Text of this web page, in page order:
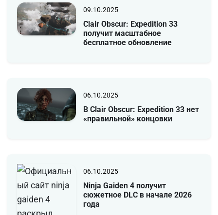
09.10.2025
Clair Obscur: Expedition 33
получит масштабное
бесплатное обновление
06.10.2025
В Clair Obscur: Expedition 33 нет
«правильной» концовки
06.10.2025
Ninja Gaiden 4 получит
сюжетное DLC в начале 2026
года